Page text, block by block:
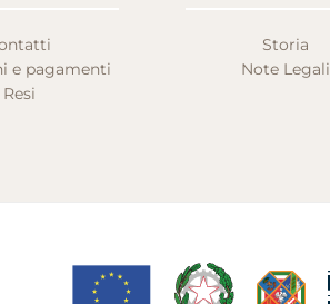
e pagamenti
Resi
Storia
Note Legali